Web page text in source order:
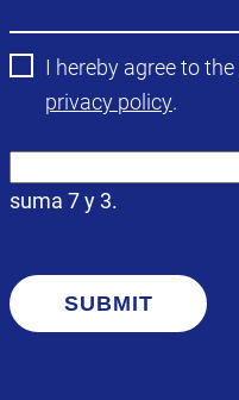
I hereby agree to the
privacy policy.
suma 7 y 3.
SUBMIT